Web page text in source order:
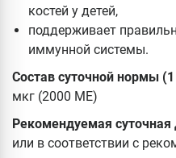
костей у детей,
поддерживает
иммунной системы.
Состав суточной нормы (1
мкг (2000 МЕ)
Рекомендуемая суточная
или в соответствии с